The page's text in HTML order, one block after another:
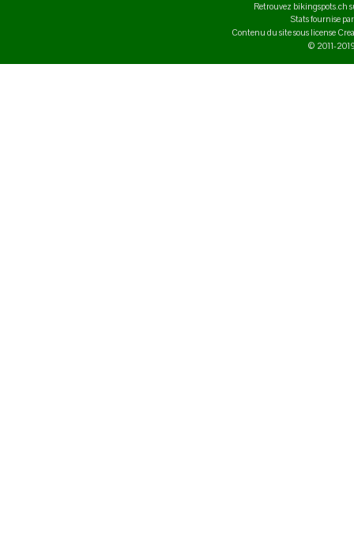
Retrouvez bikingspots.ch
Stats fournise
Contenu du site sous license
© 2011-